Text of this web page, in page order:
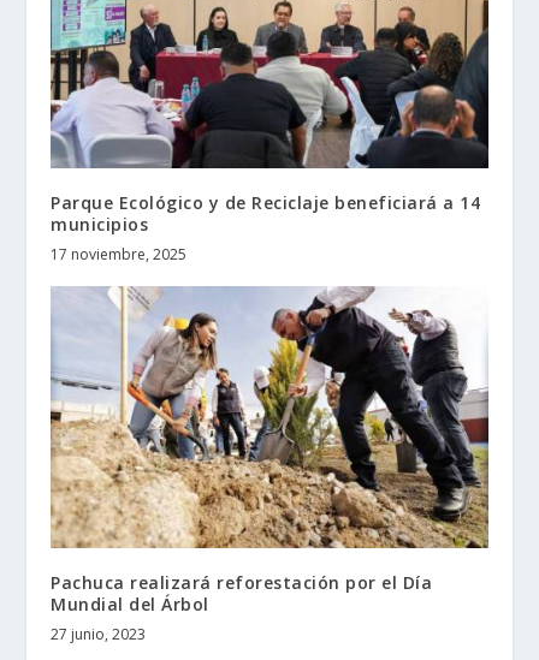
Parque Ecológico y de Reciclaje beneficiará a 14
municipios
17 noviembre, 2025
Pachuca realizará reforestación por el Día
Mundial del Árbol
27 junio, 2023